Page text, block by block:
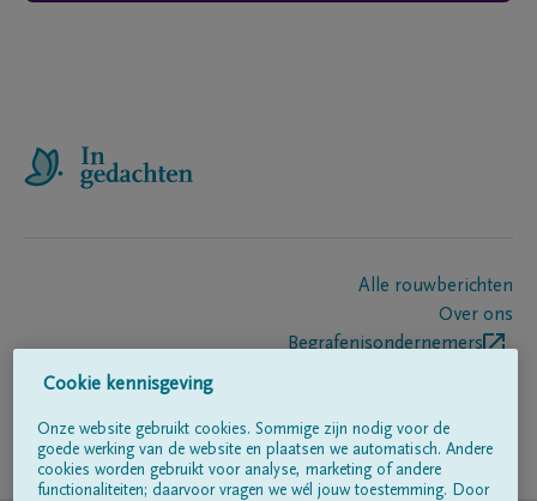
Alle rouwberichten
Over ons
Begrafenisondernemers
Volg ons op
Cookie kennisgeving
Onze website gebruikt cookies. Sommige zijn nodig voor de
goede werking van de website en plaatsen we automatisch. Andere
cookies worden gebruikt voor analyse, marketing of andere
functionaliteiten; daarvoor vragen we wél jouw toestemming. Door